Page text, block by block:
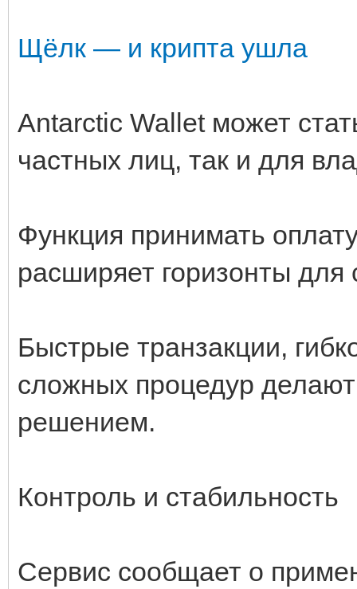
Щёлк — и крипта ушла
Antarctic Wallet может
частных лиц, так и для
Функция принимать
расширяет горизонты
Быстрые транзакции,
сложных процедур
решением.
Контроль и стабильность
Сервис сообщает о